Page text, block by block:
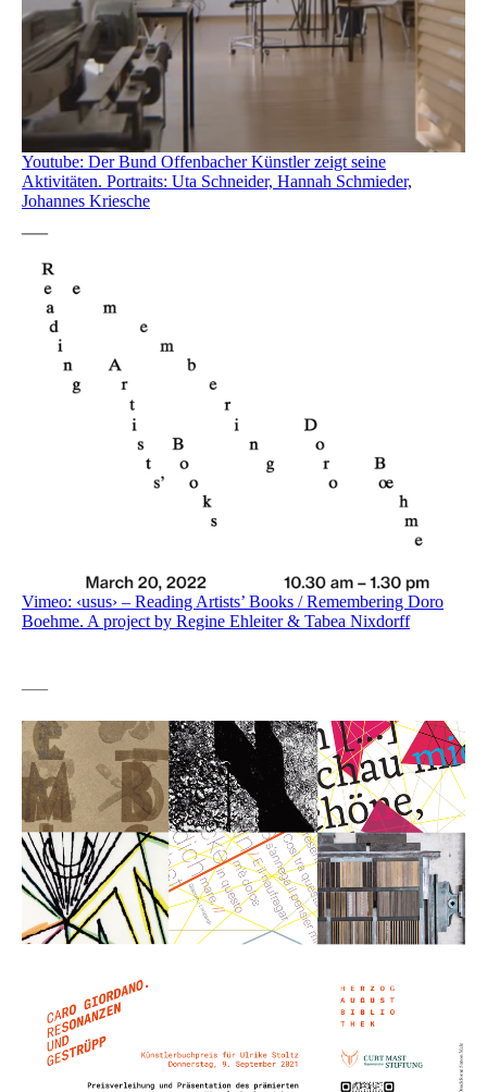
Youtube: Der Bund Offenbacher Künstler zeigt seine
Aktivitäten. Portraits: Uta Schneider, Hannah Schmieder,
Johannes Kriesche
—
Vimeo: ‹usus› – Reading Artists’ Books / Remembering Doro
Boehme. A project by Regine Ehleiter & Tabea Nixdorff
—